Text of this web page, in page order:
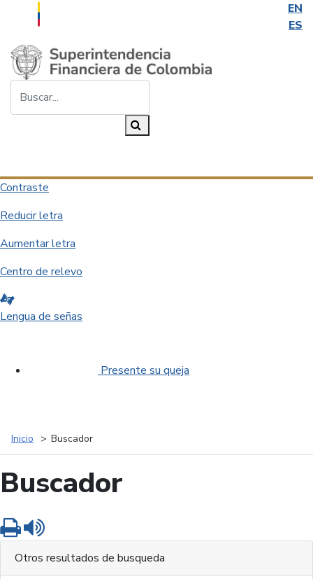
EN
ES
Saltar al contenido principal
Contraste
Reducir letra
Aumentar letra
Centro de relevo
Lengua de señas
Presente su queja
Inicio Buscador
Buscador
Imprimir
Otros resultados de busqueda